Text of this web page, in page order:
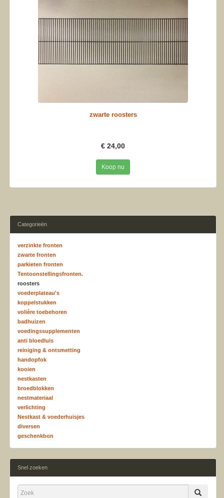
zwarte roosters
€ 24,00
Koop nu
Categorieën
verzinkte fronten
zwarte fronten
parkieten fronten
Tentoonstellingsfronten.
roosters
voederplateau's
koppelstukken
volière toebehoren
badhuizen
voedingssupplementen
anti bloedluis
reiniging & ontsmetting
handopfok
kooien
nestkasten
broedblokken
nestmateriaal
verlichting
Nestkast & voederhuisjes
diversen
geschenkbon
Snel zoeken